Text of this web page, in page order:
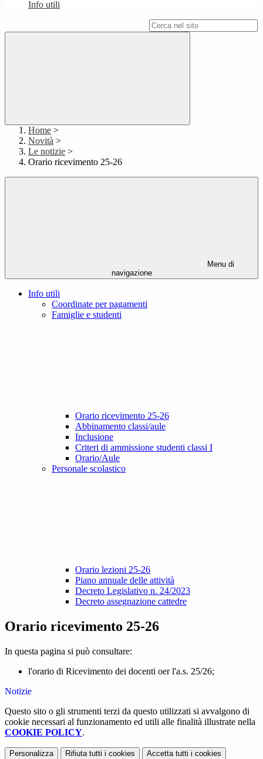
Info utili
Home >
Novità >
Le notizie >
Orario ricevimento 25-26
Menu di
navigazione
Info utili
Coordinate per pagamenti
Famiglie e studenti
Orario ricevimento 25-26
Abbinamento classi/aule
Inclusione
Criteri di ammissione studenti classi I
Orario/Aule
Personale scolastico
Orario lezioni 25-26
Piano annuale delle attività
Decreto Legislativo n. 24/2023
Decreto assegnazione cattedre
Orario ricevimento 25-26
In questa pagina si può consultare:
l'orario di Ricevimento dei docenti oer l'a.s. 25/26;
Notizie
Questo sito o gli strumenti terzi da questo utilizzati si avvalgono di
cookie necessari al funzionamento ed utili alle finalità illustrate nella
COOKIE POLICY.
Personalizza Rifiuta tutti i cookies Accetta tutti i cookies